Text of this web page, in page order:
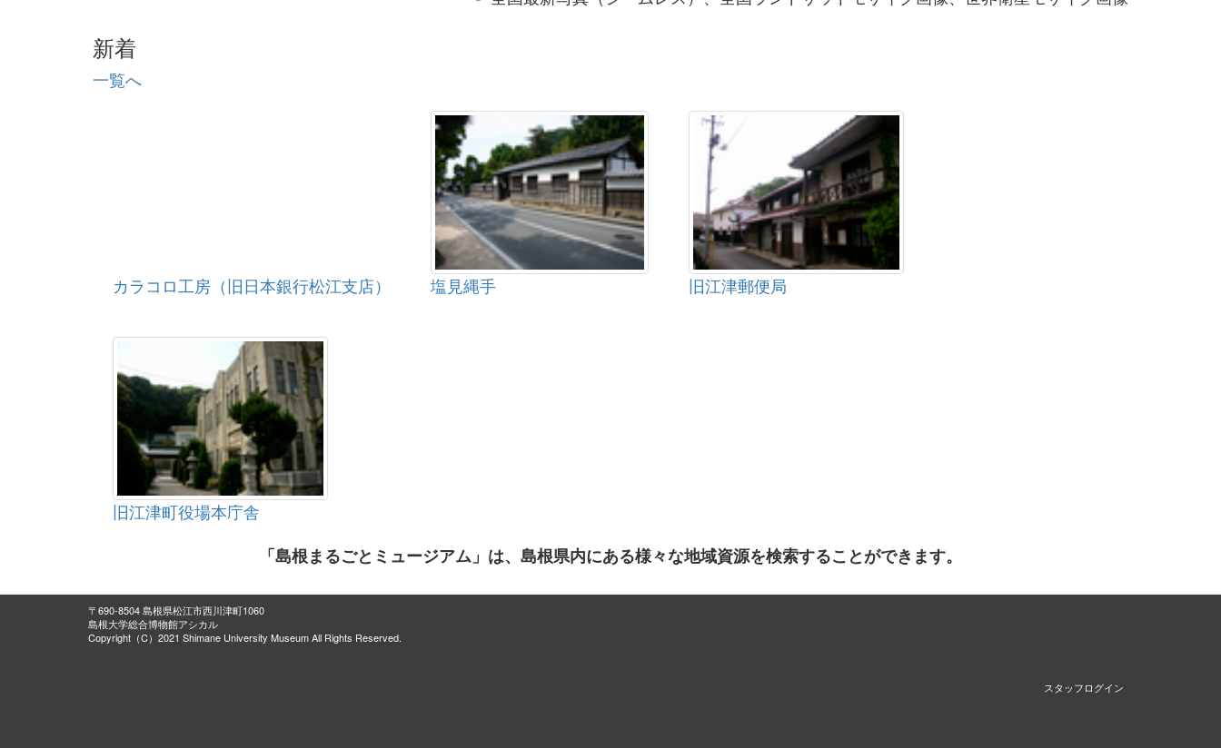
新着
一覧へ
カラコロ工房（旧日本銀行松江支店） 塩見縄手 旧江津郵便局
旧江津町役場本庁舎
「島根まるごとミュージアム」は、島根県内にある様々な地域資源を検索することができます。
〒690-8504 島根県松江市西川津町1060
島根大学総合博物館アシカル
Copyright（C）2021 Shimane University Museum All Rights Reserved.
スタッフログイン